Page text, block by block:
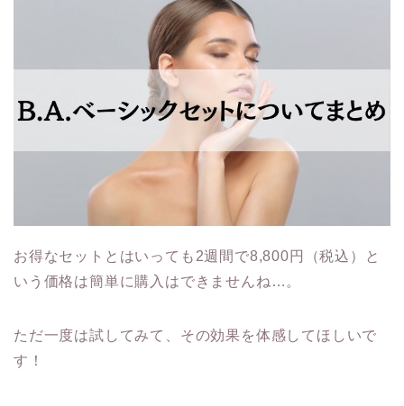
お得なセットとはいっても2週間で8,800円（税込）と
いう価格は簡単に購入はできませんね…。
ただ一度は試してみて、その効果を体感してほしいで
す！